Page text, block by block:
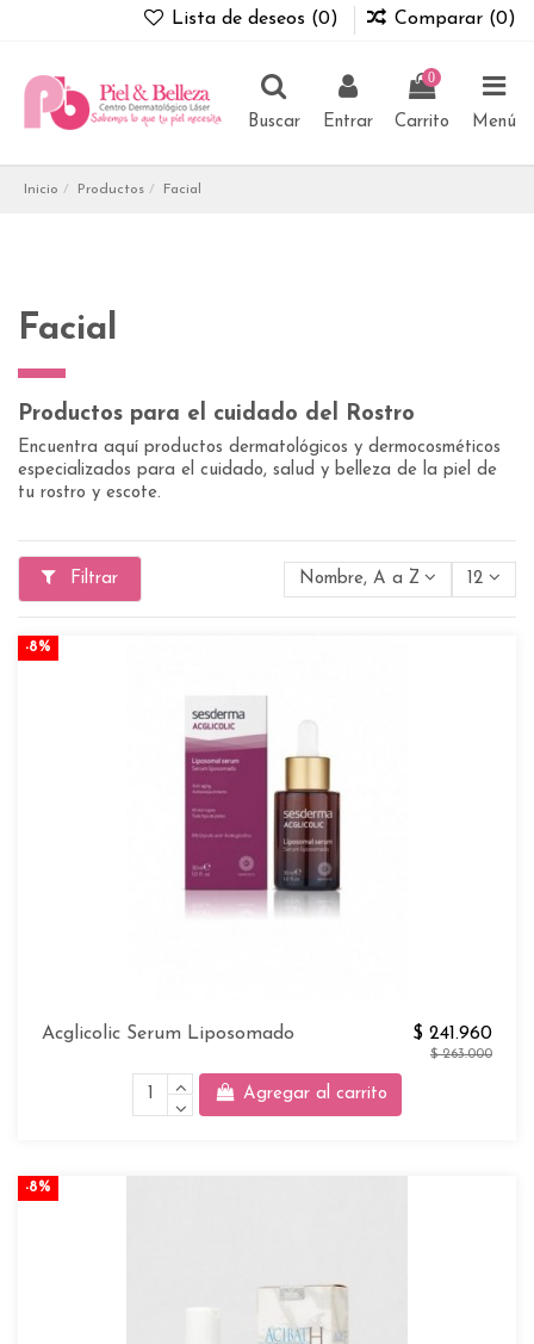
Lista de deseos (0) Comparar (0)
Buscar Entrar
0
Carrito Menú
Inicio Productos Facial
Facial
Productos para el cuidado del Rostro
Encuentra aquí productos dermatológicos y dermocosméticos
especializados para el cuidado, salud y belleza de la piel de
tu rostro y escote.
Filtrar Nombre, A a Z 12
-8%
Acglicolic Serum Liposomado $ 241.960
$ 263.000
Agregar al carrito
-8%